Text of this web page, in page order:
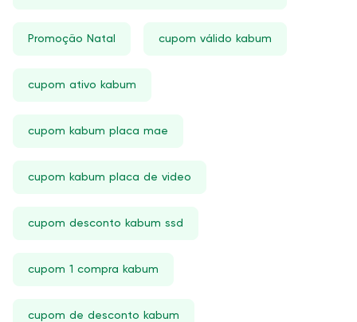
Promoção Natal cupom válido kabum
cupom ativo kabum
cupom kabum placa mae
cupom kabum placa de video
cupom desconto kabum ssd
cupom 1 compra kabum
cupom de desconto kabum